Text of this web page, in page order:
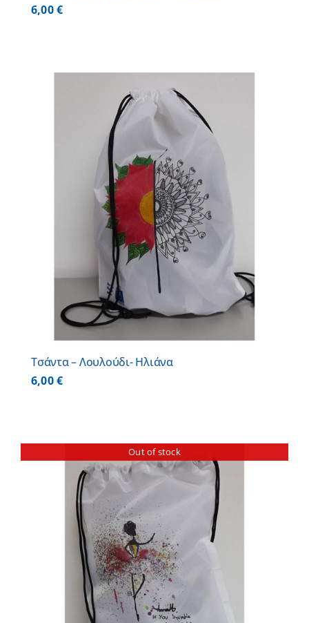
6,00€
Τσάντα – Λουλούδι- Ηλιάνα
6,00€
Out of stock